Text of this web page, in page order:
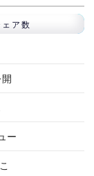
ェア数
ー